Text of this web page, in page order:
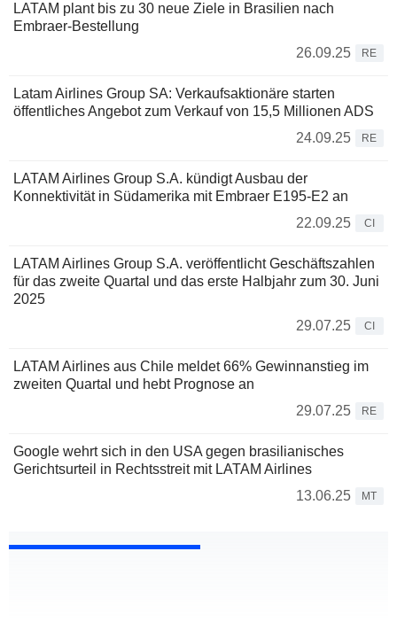
LATAM plant bis zu 30 neue Ziele in Brasilien nach
Embraer-Bestellung
26.09.25
RE
Latam Airlines Group SA: Verkaufsaktionäre starten
öffentliches Angebot zum Verkauf von 15,5 Millionen ADS
24.09.25
RE
LATAM Airlines Group S.A. kündigt Ausbau der
Konnektivität in Südamerika mit Embraer E195-E2 an
22.09.25
CI
LATAM Airlines Group S.A. veröffentlicht Geschäftszahlen
für das zweite Quartal und das erste Halbjahr zum 30. Juni
2025
29.07.25
CI
LATAM Airlines aus Chile meldet 66% Gewinnanstieg im
zweiten Quartal und hebt Prognose an
29.07.25
RE
Google wehrt sich in den USA gegen brasilianisches
Gerichtsurteil in Rechtsstreit mit LATAM Airlines
13.06.25
MT